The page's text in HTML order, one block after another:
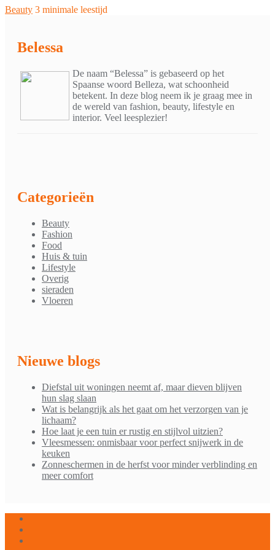
Beauty 3 minimale leestijd
Belessa
De naam “Belessa” is gebaseerd op het
Spaanse woord Belleza, wat schoonheid
betekent. In deze blog neem ik je graag mee in
de wereld van fashion, beauty, lifestyle en
interior. Veel leesplezier!
Categorieën
Beauty
Fashion
Food
Huis & tuin
Lifestyle
Overig
sieraden
Vloeren
Nieuwe blogs
Diefstal uit woningen neemt af, maar dieven blijven
hun slag slaan
Wat is belangrijk als het gaat om het verzorgen van je
lichaam?
Hoe laat je een tuin er rustig en stijlvol uitzien?
Vleesmessen: onmisbaar voor perfect snijwerk in de
keuken
Zonneschermen in de herfst voor minder verblinding en
meer comfort